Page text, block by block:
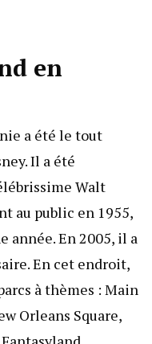
en
a été le tout
Il a été
Walt
au public en 1955,
année. En 2005, il a
En cet endroit,
à thèmes : Main
Orleans Square,